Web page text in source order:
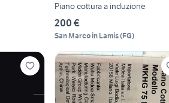
Piano cottura a induzione
200 €
San Marco in Lamis(FG)